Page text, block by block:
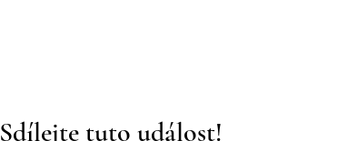
Sdílejte tuto událost!